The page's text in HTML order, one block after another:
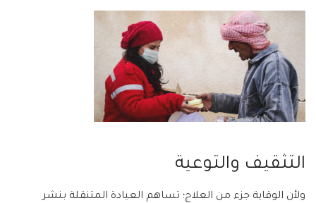
التثقيف والتوعية
ولأن الوقاية جزء من العلاج؛ تساهم العيادة المتنقلة بنشر